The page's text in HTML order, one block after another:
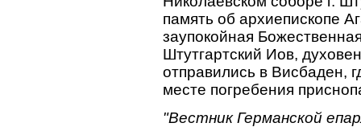
память об архиепископе
заупокойная
Штутгартский Иов,
отправились в Висбаден,
месте погребения
"Вестник Германской